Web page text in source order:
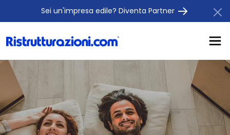
Sei un'impresa edile? Diventa Partner